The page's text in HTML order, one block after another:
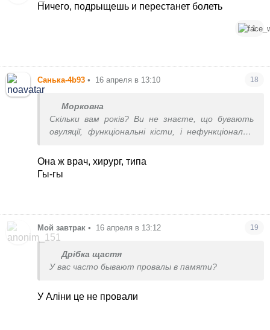
Ничего, подрыщешь и перестанет болеть
1
Санька-4b93 • 16 апреля в 13:10 18
Морковна
Скільки вам років? Ви не знаєте, що бувають
овуляції, функціональні кісти, і нефункціональні
Она ж врач, хирург, типа
Гы-гы
Мой завтрак • 16 апреля в 13:12 19
Дрібка щастя
У вас часто бывают провалы в памяти?
У Аліни це не провали